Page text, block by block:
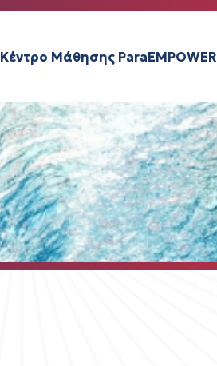
Κέντρο Μάθησης ParaEMPOWER